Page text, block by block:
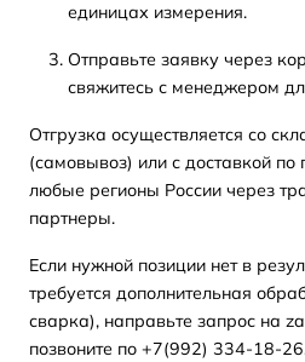
единицах измерения.
Отправьте заявку через
свяжитесь с менеджером
Отгрузка осуществляется со
(самовывоз) или с доставкой по
любые регионы России через
партнеры.
Если нужной позиции нет в
требуется дополнительная
сварка), направьте запрос на
позвоните по +7(992) 334-18-